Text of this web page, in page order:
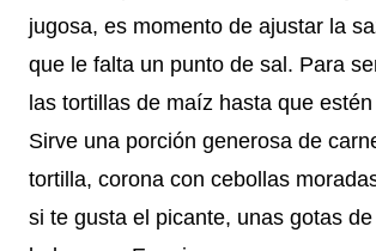
jugosa, es momento de ajustar la
que le falta un punto de sal. Para
las tortillas de maíz hasta que
Sirve una porción generosa de
tortilla, corona con cebollas
si te gusta el picante, unas gotas